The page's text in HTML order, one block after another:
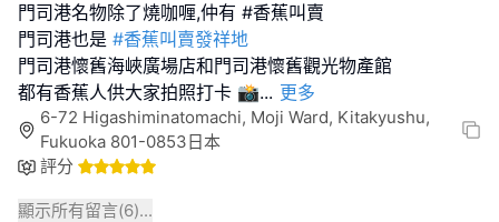
門司港名物除了燒咖喱,仲有 #香蕉叫賣
門司港也是 #香蕉叫賣發祥地
門司港懷舊海峽廣場店和門司港懷舊觀光物產館
都有香蕉人供大家拍照打卡 📸... 更多
6-72 Higashiminatomachi, Moji Ward, Kitakyushu,
Fukuoka 801-0853日本
評分
顯示所有留言(6)...